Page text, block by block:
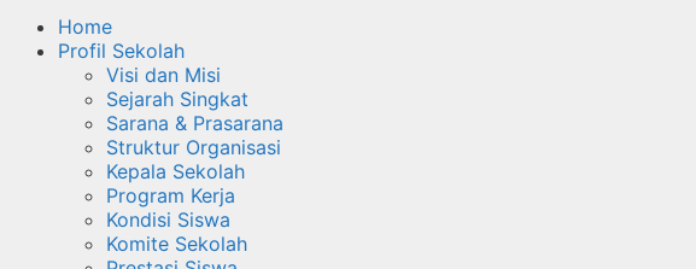
Home
Profil Sekolah
Visi dan Misi
Sejarah Singkat
Sarana & Prasarana
Struktur Organisasi
Kepala Sekolah
Program Kerja
Kondisi Siswa
Komite Sekolah